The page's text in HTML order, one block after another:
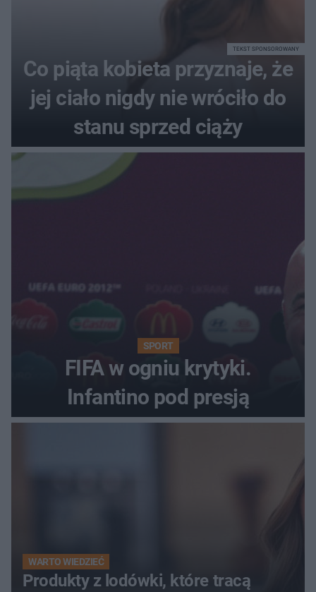
Co piąta kobieta przyznaje, że
jej ciało nigdy nie wróciło do
stanu sprzed ciąży
TEKST SPONSOROWANY
SPORT
FIFA w ogniu krytyki.
Infantino pod presją
WARTO WIEDZIEĆ
Produkty z lodówki, które tracą